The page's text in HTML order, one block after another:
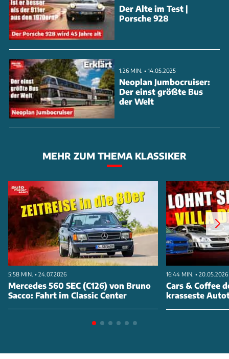
Mercedes wollte Andy Warhols Cars-Kunstwerke
Serie sollte 80 Werke umfassen, die 20 Modelle von
Mercedes zeigen. Aber der seinerzeit 58-jährige
Warhol starb überraschend am 22. Februar 1987 an
den Komplikationen nach einer Gallenblasen-
Operation. Bis dahin hatte er im Rahmen der Serie 36
Bilder von acht Modellen sowie 13 Zeichnungen
fertig – 30 dieser Bilder und die Zeichnungen sind im
Besitz der Mercedes-Benz Art Collection. Der jetzt
von Brabus restaurierte 300 SL war das erste Auto,
das Warhol als Vorlage für die Cars-Serie genutzt
Der Alte im Test |
Porsche 928
1:26 MIN. • 14.05.2025
Neoplan Jumbocruiser:
Der einst größte Bus
der Welt
MEHR ZUM THEMA KLASSIKER
5:58 MIN. • 24.07.2026
Mercedes 560 SEC (C126) von Bruno
Sacco: Fahrt im Classic Center
16:44 MIN. • 20.05.2026
Cars & Coffee
krasseste